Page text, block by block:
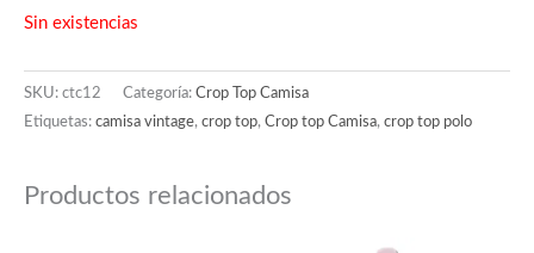
Sin existencias
SKU: ctc12 Categoría: Crop Top Camisa
Etiquetas: camisa vintage, crop top, Crop top Camisa, crop top polo
Productos relacionados